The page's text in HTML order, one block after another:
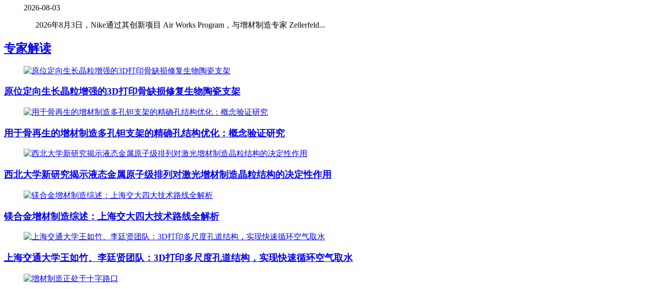
2026-08-03
2026年8月3日，Nike通过其创新项目 Air Works Program，与增材制造专家 Zellerfeld...
专家解读
原位定向生长晶粒增强的3D打印骨缺损修复生物陶瓷支架
用于骨再生的增材制造多孔钽支架的精确孔结构优化：概念验证研究
西北大学新研究揭示液态金属原子级排列对激光增材制造晶粒结构的决定性作用
镁合金增材制造综述：上海交大四大技术路线全解析
上海交通大学王如竹、李廷贤团队：3D打印多尺度孔道结构，实现快速循环空气取水